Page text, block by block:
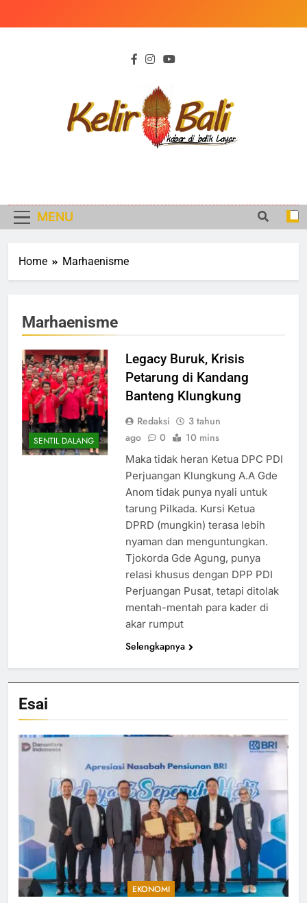
MENU
Home Marhaenisme
Marhaenisme
SENTIL DALANG
Legacy Buruk, Krisis
Petarung di Kandang
Banteng Klungkung
Redaksi
3 tahun
ago
0 10 mins
Maka tidak heran Ketua DPC PDI
Perjuangan Klungkung A.A Gde
Anom tidak punya nyali untuk
tarung Pilkada. Kursi Ketua
DPRD (mungkin) terasa lebih
nyaman dan menguntungkan.
Tjokorda Gde Agung, punya
relasi khusus dengan DPP PDI
Perjuangan Pusat, tetapi ditolak
mentah-mentah para kader di
akar rumput
Selengkapnya
Esai
EKONOMI